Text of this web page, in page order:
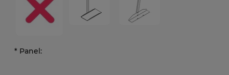
* Panel: